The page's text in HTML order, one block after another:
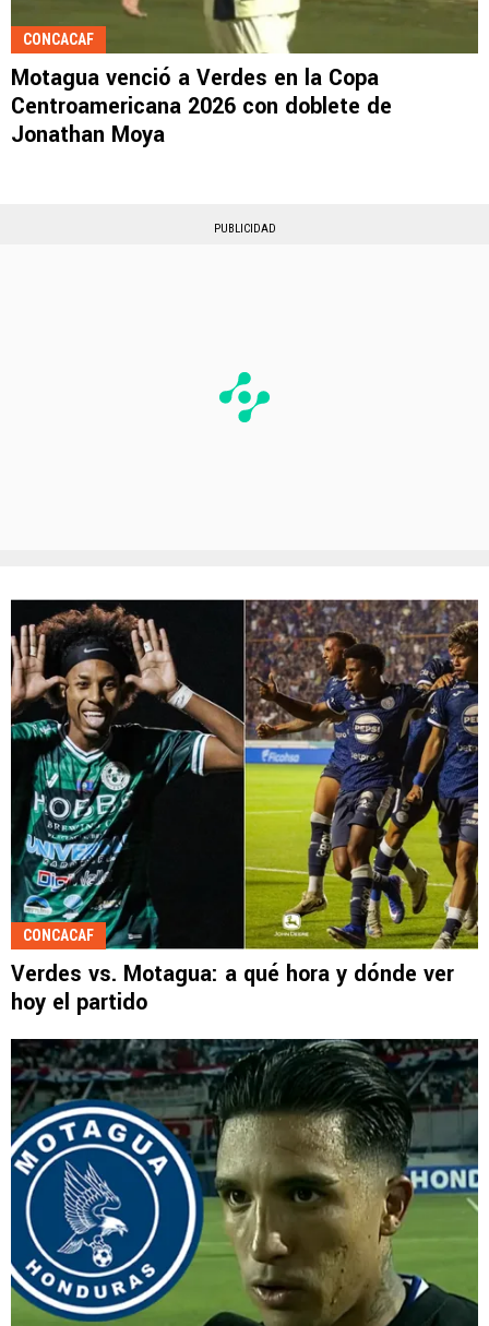
CONCACAF
Motagua venció a Verdes en la Copa
Centroamericana 2026 con doblete de
Jonathan Moya
PUBLICIDAD
CONCACAF
Verdes vs. Motagua: a qué hora y dónde ver
hoy el partido